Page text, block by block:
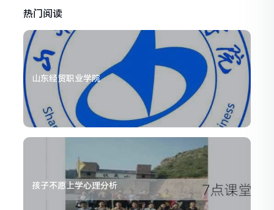
时放下那份沉重的试卷，深吸...
热门阅读
山东经贸职业学院
孩子不愿上学心理分析